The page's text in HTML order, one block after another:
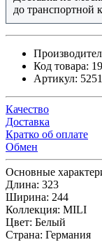
до транспортной
Код товара:
Артикул:
Качество
Доставка
Кратко об оплате
Обмен
Основные
Длина: 323
Ширина: 244
Коллекция: MILI
Цвет: Белый
Страна: Германия